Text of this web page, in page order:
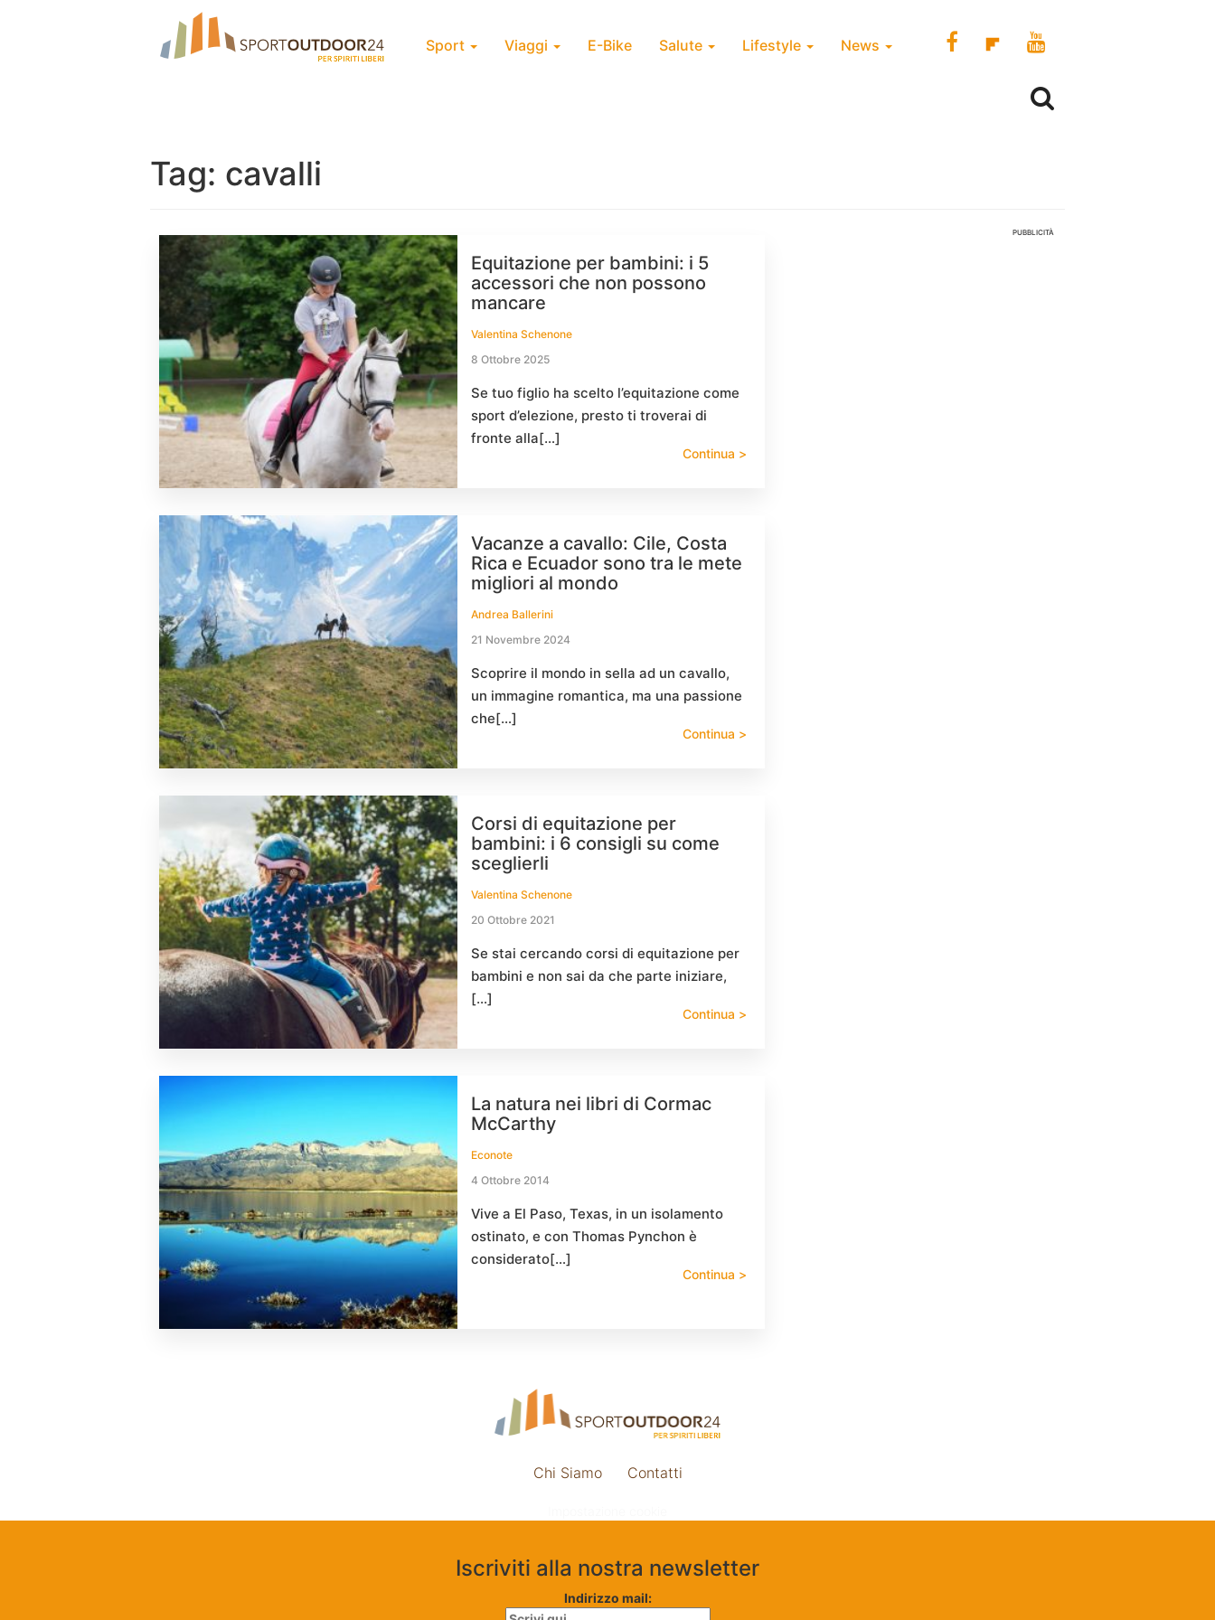
Sport Viaggi E-Bike Salute Lifestyle News
Tag: cavalli
Equitazione per bambini: i 5
accessori che non possono
mancare
Valentina Schenone
8 Ottobre 2025
Se tuo figlio ha scelto l’equitazione come
sport d’elezione, presto ti troverai di
fronte alla[…]
Continua >
Vacanze a cavallo: Cile, Costa
Rica e Ecuador sono tra le mete
migliori al mondo
Andrea Ballerini
21 Novembre 2024
Scoprire il mondo in sella ad un cavallo,
un immagine romantica, ma una passione
che[…]
Continua >
Corsi di equitazione per
bambini: i 6 consigli su come
sceglierli
Valentina Schenone
20 Ottobre 2021
Se stai cercando corsi di equitazione per
bambini e non sai da che parte iniziare,
[…]
Continua >
La natura nei libri di Cormac
McCarthy
Econote
4 Ottobre 2014
Vive a El Paso, Texas, in un isolamento
ostinato, e con Thomas Pynchon è
considerato[…]
Continua >
PUBBLICITÀ
Chi Siamo Contatti
Iscriviti alla nostra newsletter
Indirizzo mail: